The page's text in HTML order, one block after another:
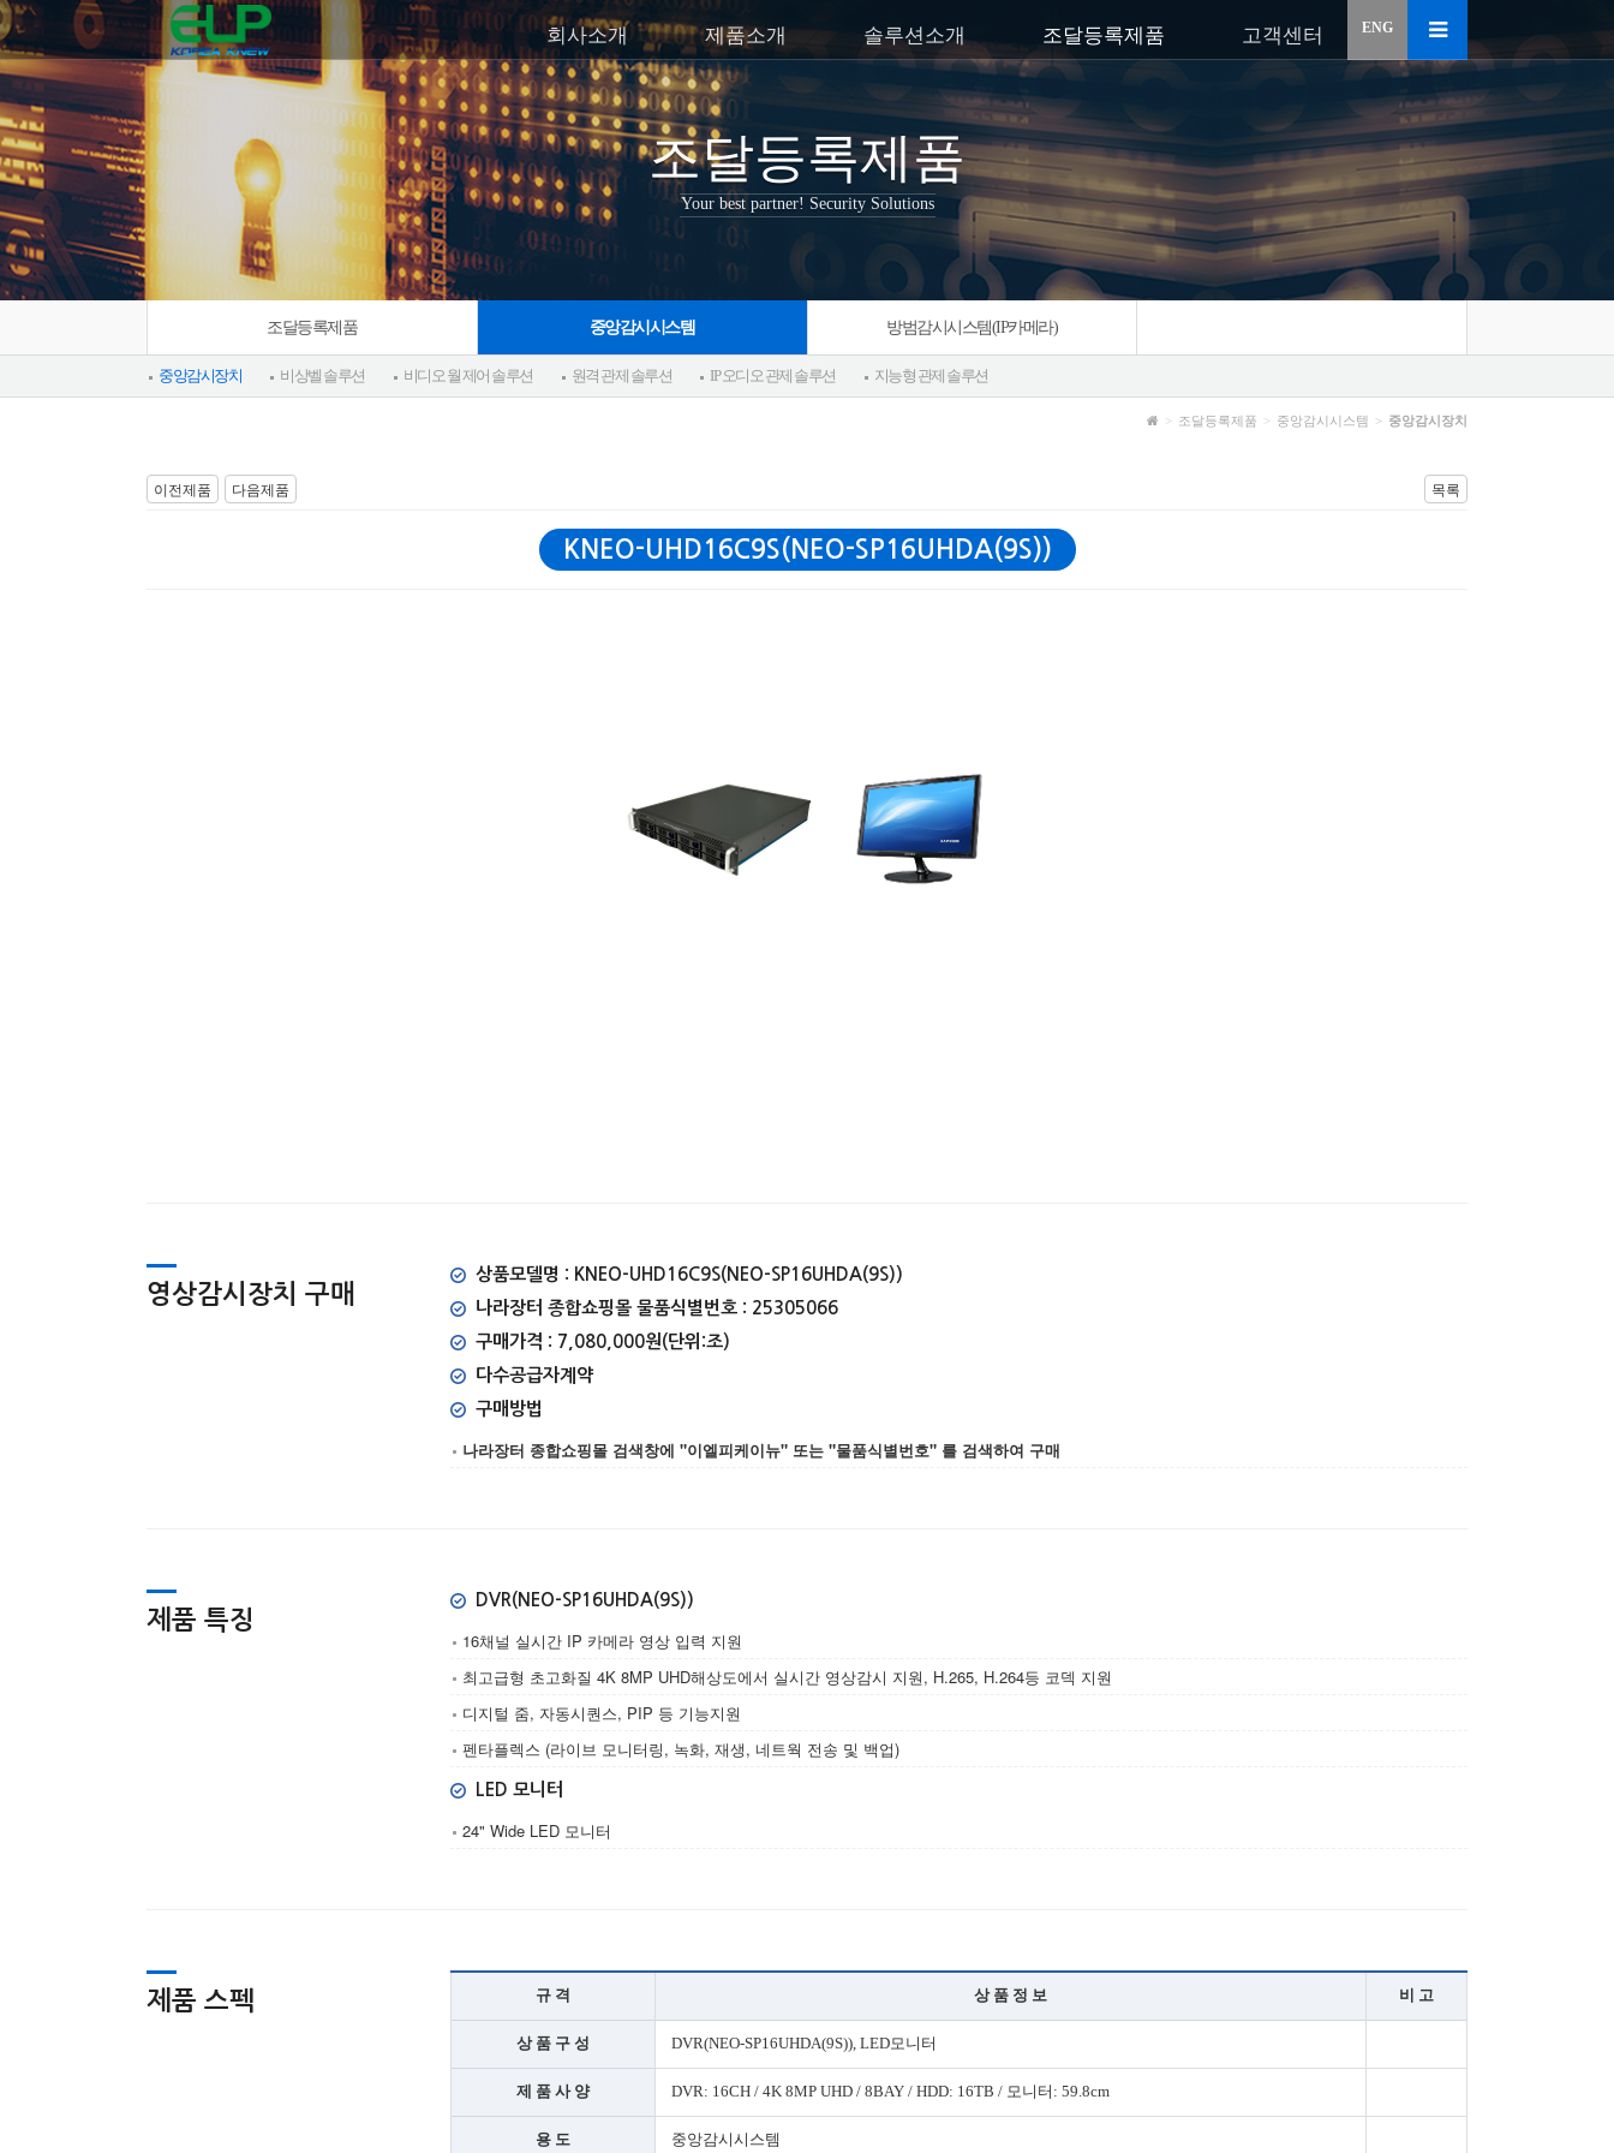
ENG
회사소개 제품소개 솔루션소개 조달등록제품 고객센터
조달등록제품
Your best partner! Security Solutions
조달등록제품 중앙감시시스템 방범감시시스템(IP카메라)
중앙감시장치 비상벨 솔루션 비디오 월 제어 솔루션 원격 관제 솔루션 IP 오디오 관제 솔루션 지능형 관제 솔루션
조달등록제품 중앙감시시스템 중앙감시장치
이전제품 다음제품 목록
KNEO-UHD16C9S(NEO-SP16UHDA(9S))
영상감시장치 구매
상품모델명 : KNEO-UHD16C9S(NEO-SP16UHDA(9S))
나라장터 종합쇼핑몰 물품식별번호 : 25305066
구매가격 : 7,080,000원(단위:조)
다수공급자계약
구매방법
나라장터 종합쇼핑몰 검색창에 "이엘피케이뉴" 또는 "물품식별번호" 를 검색하여 구매
제품 특징
DVR(NEO-SP16UHDA(9S))
16채널 실시간 IP 카메라 영상 입력 지원
최고급형 초고화질 4K 8MP UHD해상도에서 실시간 영상감시 지원, H.265, H.264등 코덱 지원
디지털 줌, 자동시퀀스, PIP 등 기능지원
펜타플렉스 (라이브 모니터링, 녹화, 재생, 네트웍 전송 및 백업)
LED 모니터
24" Wide LED 모니터
제품 스펙 규 격 상 품 정 보 비 고
상 품 구 성 DVR(NEO-SP16UHDA(9S)), LED모니터
제 품 사 양 DVR: 16CH / 4K 8MP UHD / 8BAY / HDD: 16TB / 모니터: 59.8cm
용 도 중앙감시시스템